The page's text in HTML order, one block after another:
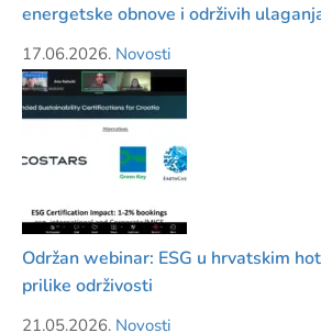
energetske obnove i održivih
17.06.2026. Novosti
Održan webinar: ESG u hrvatskim
prilike održivosti
21.05.2026. Novosti